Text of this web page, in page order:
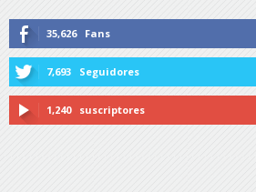
35,626 Fans
7,693 Seguidores
1,240 suscriptores